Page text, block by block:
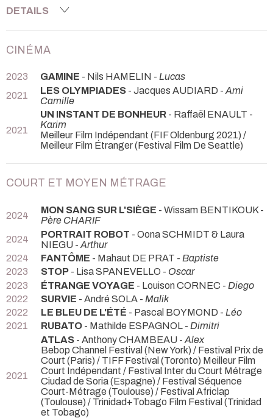
DETAILS
CINÉMA
2023 GAMINE - Nils HAMELIN - Lucas
2021
LES OLYMPIADES - Jacques AUDIARD - Ami
Camille
2021
UN INSTANT DE BONHEUR - Raffaël ENAULT -
Karim
Meilleur Film Indépendant (FIF Oldenburg 2021) /
Meilleur Film Étranger (Festival Film De Seattle)
COURT ET MOYEN MÉTRAGE
2024 MON SANG SUR L'SIÈGE - Wissam BENTIKOUK -
Père CHARIF
2024
PORTRAIT ROBOT - Oona SCHMIDT & Laura
NIEGU - Arthur
2024
FANTÔME - Mahaut DE PRAT - Baptiste
2023
STOP - Lisa SPANEVELLO - Oscar
2023
ÉTRANGE VOYAGE - Louison CORNEC - Diego
2022
SURVIE - André SOLA - Malik
2022
LE BLEU DE L'ÉTÉ - Pascal BOYMOND - Léo
2021
RUBATO - Mathilde ESPAGNOL - Dimitri
2021
ATLAS - Anthony CHAMBEAU - Alex
Bebop Channel Festival (New York) / Festival Prix de
Court (Paris) / TIFF Festival (Toronto) Meilleur Film
Court Indépendant / Festival Inter du Court Métrage
Ciudad de Soria (Espagne) / Festival Séquence
Court-Métrage (Toulouse) / Festival Africlap
(Toulouse) / Trinidad+Tobago Film Festival (Trinidad
et Tobago)